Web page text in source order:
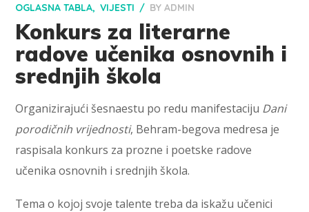
OGLASNA TABLA VIJESTI BYADMIN
Konkurs za literarne
radove učenika osnovnih i
srednjih škola
Organizirajući šesnaestu po redu manifestaciju Dani
porodičnih vrijednosti, Behram-begova medresa je
raspisala konkurs za prozne i poetske radove
učenika osnovnih i srednjih škola.
Tema o kojoj svoje talente treba da iskažu učenici